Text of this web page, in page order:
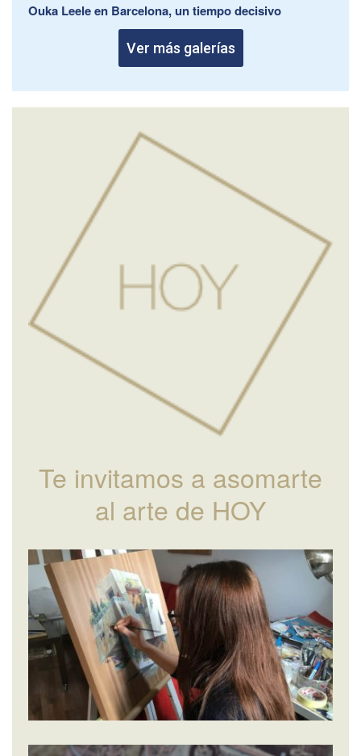
Ouka Leele en Barcelona, un tiempo decisivo
Ver más galerías
Te invitamos a asomarte
al arte de HOY